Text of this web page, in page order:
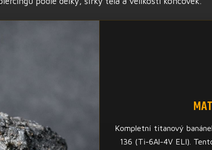
Kompletní titanový
136 (Ti-6Al-4V ELI).